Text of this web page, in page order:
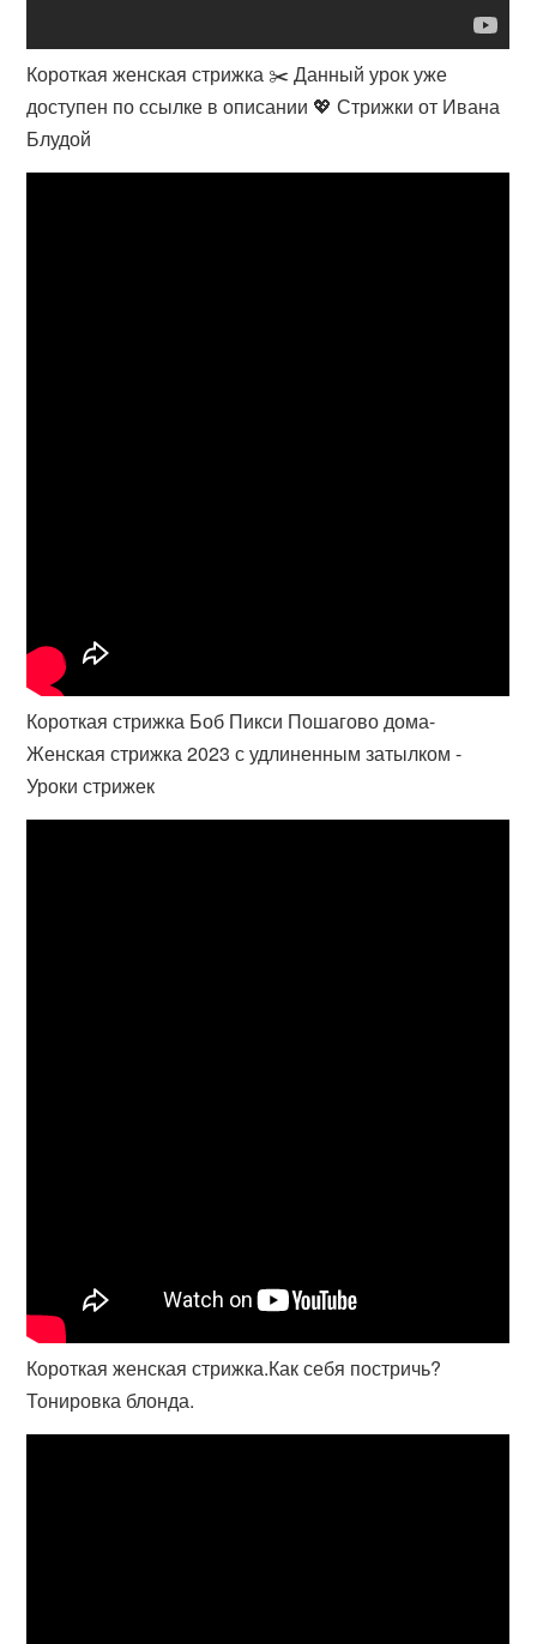
Короткая женская стрижка ✂️ Данный урок уже
доступен по ссылке в описании 💖 Стрижки от Ивана
Блудой
Короткая стрижка Боб Пикси Пошагово дома-
Женская стрижка 2023 с удлиненным затылком -
Уроки стрижек
Короткая женская стрижка.Как себя постричь?
Тонировка блонда.